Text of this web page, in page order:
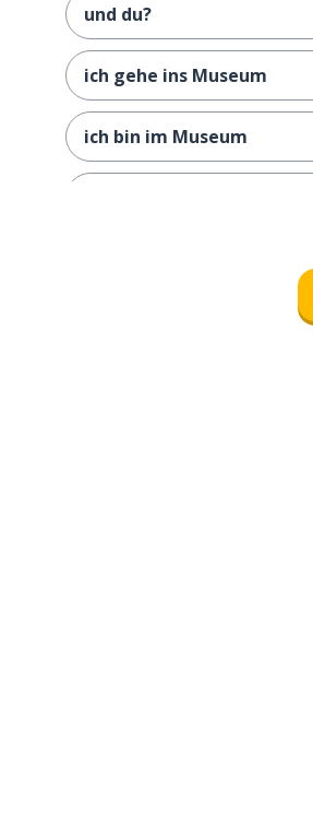
und du?
ich gehe ins Museum
ich bin im Museum